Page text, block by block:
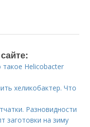
такое Helicobacter
хеликобактер. Что
Разновидности
заготовки на зиму